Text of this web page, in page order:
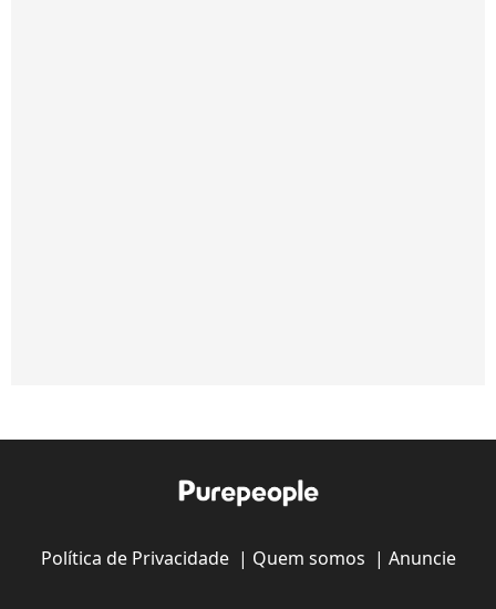
Política de Privacidade| Quem somos | Anuncie